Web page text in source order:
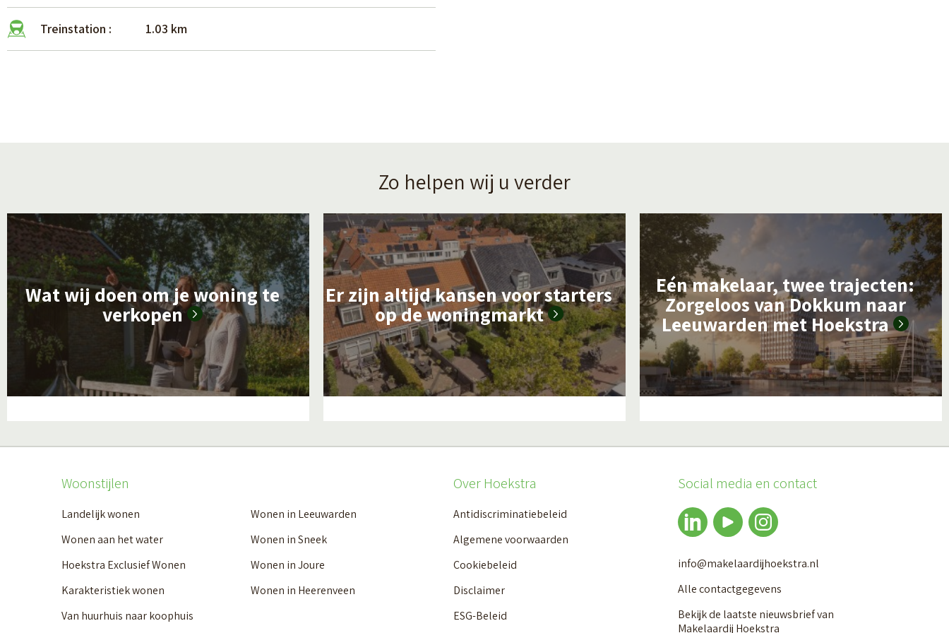
Treinstation : 1.03 km
Zo helpen wij u verder
e
s
m
e
Wat wij doen om je woning te
verkopen
e
e
s
m
e
r
e
r
z
i
j
Er zijn altijd kansen voor starters
op de woningmarkt
L
e
s
m
e
e
r
e
Eén makelaar, twee trajecten:
Zorgeloos van Dokkum naar
Leeuwarden met Hoekstra
Woonstijlen
Landelijk wonen
Wonen in Leeuwarden
Wonen aan het water
Wonen in Sneek
Hoekstra Exclusief Wonen
Wonen in Joure
Karakteristiek wonen
Wonen in Heerenveen
Van huurhuis naar koophuis
Over Hoekstra
Antidiscriminatiebeleid
Algemene voorwaarden
Cookiebeleid
Disclaimer
ESG-Beleid
Social media en contact
info@makelaardijhoekstra.nl
Alle contactgegevens
Bekijk de laatste nieuwsbrief van
Makelaardij Hoekstra